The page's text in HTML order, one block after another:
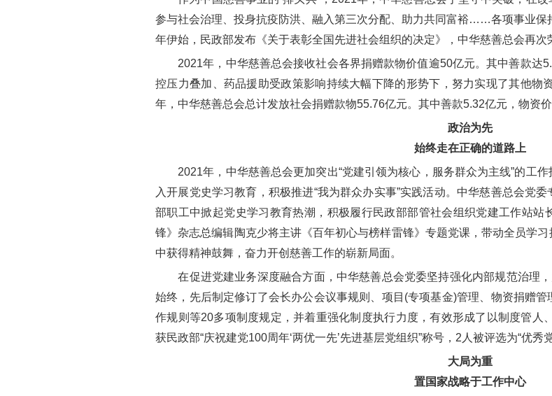
参与社会治理、投身抗疫防洪、融入第三次分配、助力共同富裕……各项事业保
年伊始，民政部发布《关于表彰全国先进社会组织的决定》，中华慈善总会再次
2021年，中华慈善总会接收社会各界捐赠款物价值逾50亿元。其中善款达
控压力叠加、药品援助受政策影响持续大幅下降的形势下，努力实现了其他物
年，中华慈善总会总计发放社会捐赠款物55.76亿元。其中善款5.32亿元，物资
政治为先
始终走在正确的道路上
2021年，中华慈善总会更加突出“党建引领为核心，服务群众为主线”的工作
入开展党史学习教育，积极推进“我为群众办实事”实践活动。中华慈善总会党
部职工中掀起党史学习教育热潮，积极履行民政部部管社会组织党建工作站站
锋》杂志总编辑陶克少将主讲《百年初心与榜样雷锋》专题党课，带动全员学
中获得精神鼓舞，奋力开创慈善工作的崭新局面。
在促进党建业务深度融合方面，中华慈善总会党委坚持强化内部规范治理，
始终，先后制定修订了会长办公会议事规则、项目(专项基金)管理、物资捐赠
作规则等20多项制度规定，并着重强化制度执行力度，有效形成了以制度管人
获民政部“庆祝建党100周年‘两优一先’先进基层党组织”称号，2人被评选为“优秀
大局为重
置国家战略于工作中心